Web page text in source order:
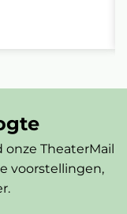
TheaterMail
voorstellingen,